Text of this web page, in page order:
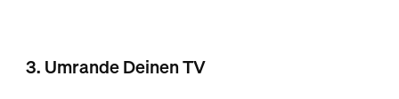
3. Umrande Deinen TV